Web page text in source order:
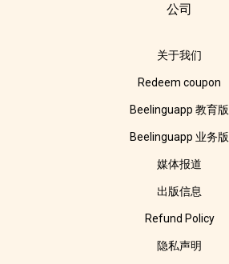
公司
关于我们
Redeem coupon
Beelinguapp 教育版
Beelinguapp 业务版
媒体报道
出版信息
Refund Policy
隐私声明